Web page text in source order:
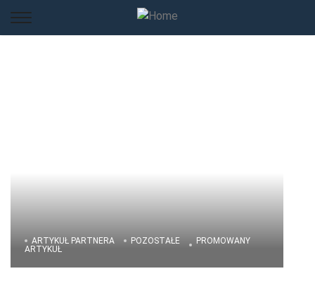
ARTYKUŁ PARTNERA POZOSTAŁE
PROMOWANY
ARTYKUŁ